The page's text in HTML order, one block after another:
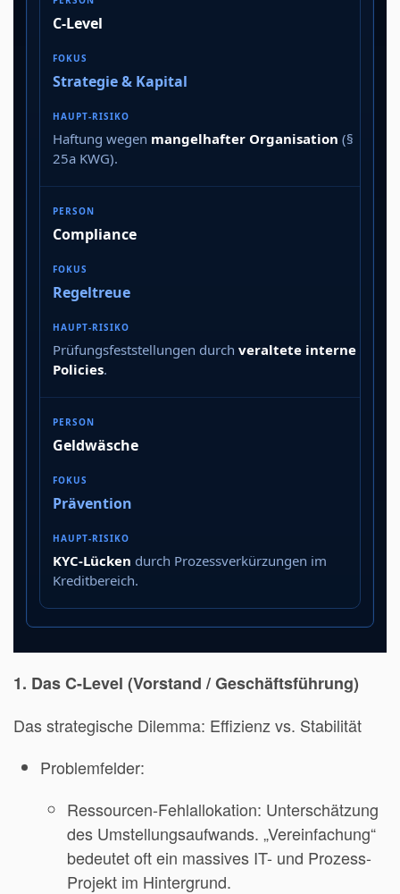
C-Level
Strategie & Kapital
Haftung wegen mangelhafter Organisation (§
25a KWG).
Compliance
Regeltreue
Prüfungsfeststellungen durch veraltete interne
Policies.
Geldwäsche
Prävention
KYC-Lücken durch Prozessverkürzungen im
Kreditbereich.
1. Das C-Level (Vorstand / Geschäftsführung)
Das strategische Dilemma: Effizienz vs. Stabilität
Problemfelder:
Ressourcen-Fehlallokation: Unterschätzung
des Umstellungsaufwands. „Vereinfachung“
bedeutet oft ein massives IT- und Prozess-
Projekt im Hintergrund.